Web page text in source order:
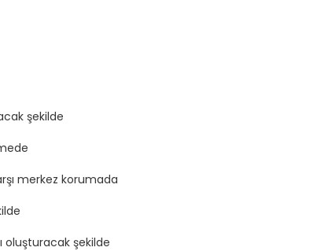
şekilde
merkez korumada
oluşturacak şekilde